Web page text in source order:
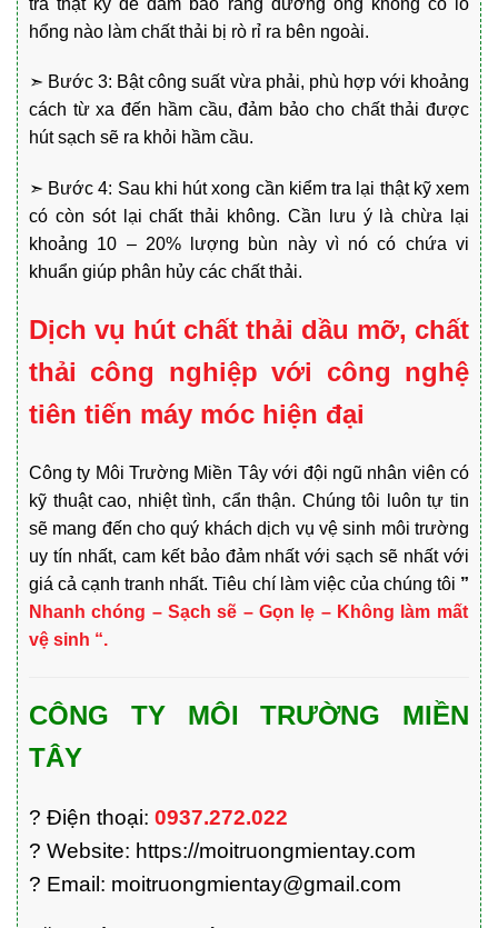
hổng nào làm chất thải bị rò rỉ ra bên ngoài.
➣ Bước 3: Bật công suất vừa phải, phù hợp với khoảng
cách từ xa đến hầm cầu, đảm bảo cho chất thải được
hút sạch sẽ ra khỏi hầm cầu.
➣ Bước 4: Sau khi hút xong cần kiểm tra lại thật kỹ xem
có còn sót lại chất thải không. Cần lưu ý là chừa lại
khoảng 10 – 20% lượng bùn này vì nó có chứa vi
khuẩn giúp phân hủy các chất thải.
Dịch vụ hút chất thải dầu mỡ, chất
thải công nghiệp với công nghệ
tiên tiến máy móc hiện đại
Công ty Môi Trường Miền Tây với đội ngũ nhân viên có
kỹ thuật cao, nhiệt tình, cẩn thận. Chúng tôi luôn tự tin
sẽ mang đến cho quý khách dịch vụ vệ sinh môi trường
uy tín nhất, cam kết bảo đảm nhất với sạch sẽ nhất với
giá cả cạnh tranh nhất. Tiêu chí làm việc của chúng tôi ”
Nhanh chóng – Sạch sẽ – Gọn lẹ – Không làm mất
vệ sinh “.
CÔNG TY MÔI TRƯỜNG MIỀN
TÂY
? Điện thoại: 0937.272.022
? Website: https://moitruongmientay.com
? Email: moitruongmientay@gmail.com